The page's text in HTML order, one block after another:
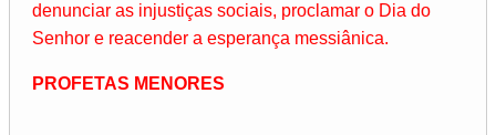
denunciar as injustiças sociais, proclamar o Dia do
Senhor e reacender a esperança messiânica.
PROFETAS MENORES